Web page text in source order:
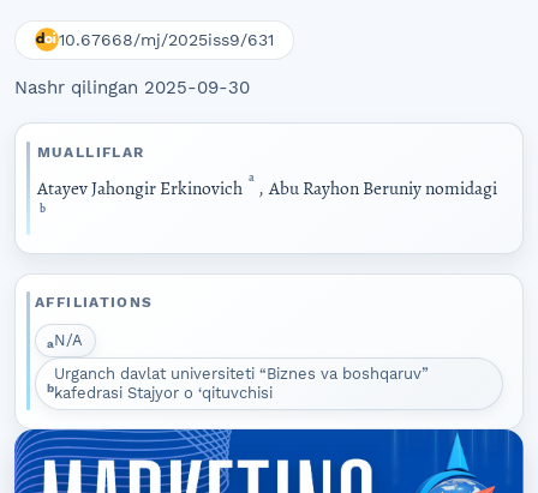
10.67668/mj/2025iss9/631
Nashr qilingan 2025-09-30
MUALLIFLAR
Atayev Jahongir Erkinovich a , Abu Rayhon Beruniy nomidagi
b
AFFILIATIONS
aN/A
b
Urganch davlat universiteti “Biznes va boshqaruv”
kafedrasi Stajyor o ‘qituvchisi